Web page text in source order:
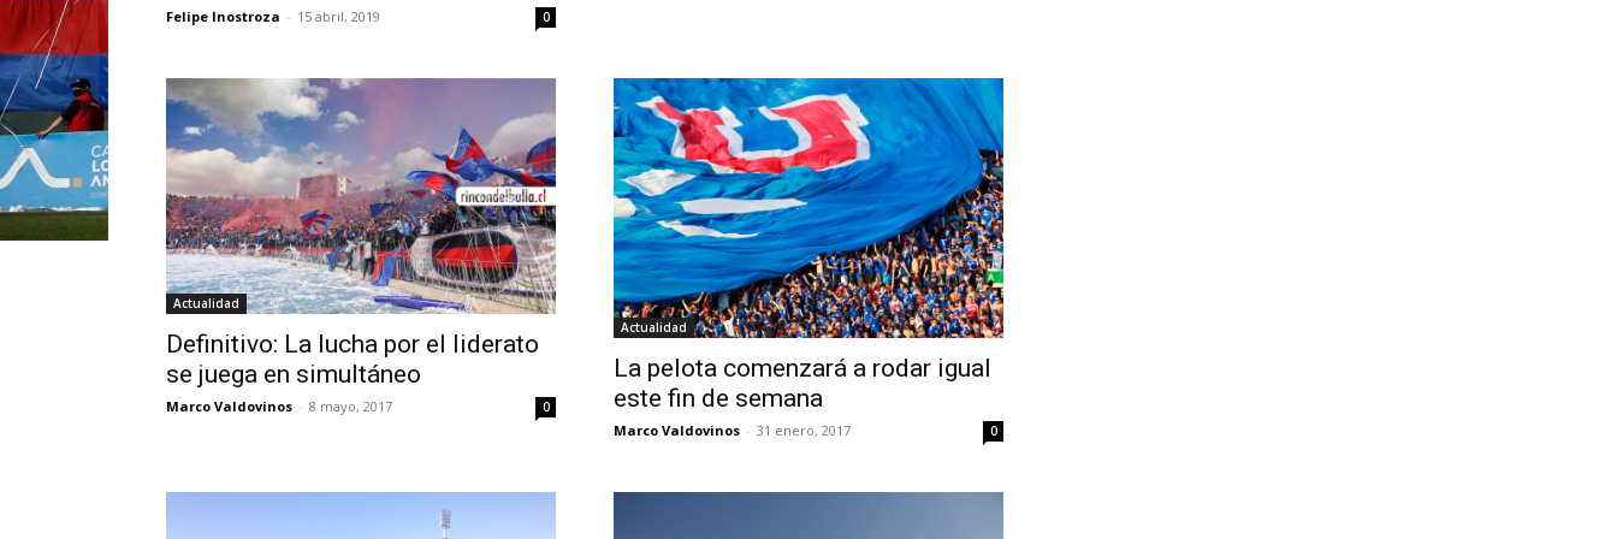
Felipe Inostroza - 15 abril, 2019 0
Actualidad
Definitivo: La lucha por el liderato
se juega en simultáneo
Marco Valdovinos - 8 mayo, 2017 0
Actualidad
La pelota comenzará a rodar igual
este fin de semana
Marco Valdovinos - 31 enero, 2017 0